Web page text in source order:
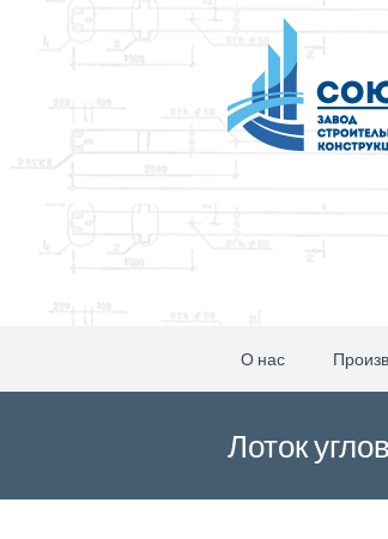
О нас
Лоток